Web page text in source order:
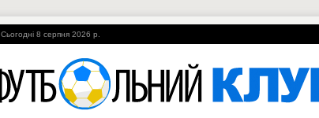
Сьогодні 8 серпня 2026 р.